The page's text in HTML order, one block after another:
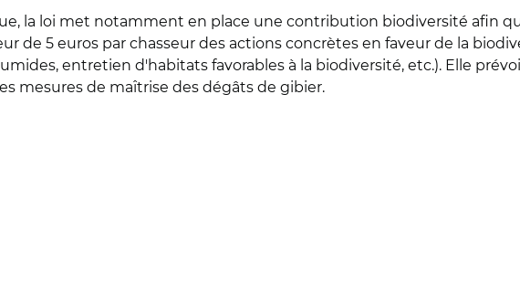
la loi met notamment en place une contribution biodiversité afin
de 5 euros par chasseur des actions concrètes en faveur de la
entretien d'habitats favorables à la biodiversité, etc.). Elle
mesures de maîtrise des dégâts de gibier.